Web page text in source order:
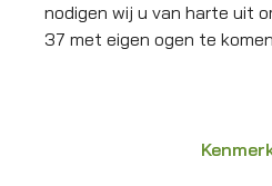
nodigen wij u van harte uit
37 met eigen ogen te